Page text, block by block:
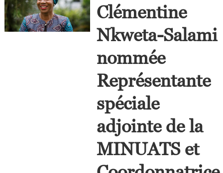
Clémentine
Nkweta-Salami
nommée
Représentante
spéciale
adjointe de la
MINUATS et